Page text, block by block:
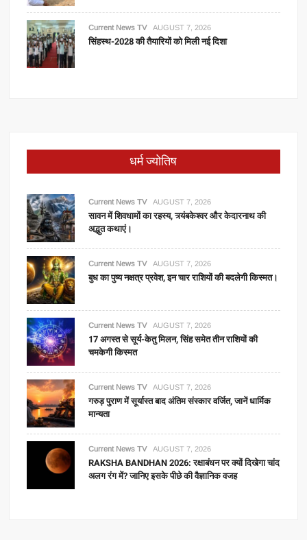
Current News TV AUGUST 7, 2026
सिंहस्थ-2028 की तैयारियों को मिली नई दिशा
धर्म ज्योतिष
Current News TV AUGUST 7, 2026
सावन में शिवधामों का रहस्य, त्र्यंबकेश्वर और केदारनाथ की
अद्भुत कथाएं।
Current News TV AUGUST 7, 2026
बुध का पुष्य नक्षत्र प्रवेश, इन चार राशियों की बदलेगी किस्मत।
Current News TV AUGUST 7, 2026
17 अगस्त से सूर्य-केतु मिलन, सिंह समेत तीन राशियों की
चमकेगी किस्मत
Current News TV AUGUST 7, 2026
गरुड़ पुराण में सूर्यास्त बाद अंतिम संस्कार वर्जित, जानें धार्मिक
मान्यता
Current News TV AUGUST 7, 2026
RAKSHA BANDHAN 2026: रक्षाबंधन पर क्यों दिखेगा चांद
अलग रंग में? जानिए इसके पीछे की वैज्ञानिक वजह